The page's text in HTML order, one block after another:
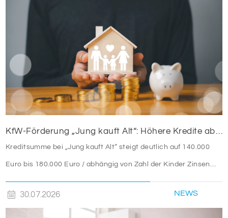
KfW-Förderung „Jung kauft Alt“: Höhere Kredite ab August 2026
Kreditsumme bei „Jung kauft Alt“ steigt deutlich auf 140.000
Euro bis 180.000 Euro / abhängig von Zahl der Kinder Zinsen
werden aus Mitteln des Bundes verbilligt: Heutiger Zins bei 0,53
Prozent effektiv bei 35 Jahren Laufzeit und 10 Jahren
30.07.2026 NEWS